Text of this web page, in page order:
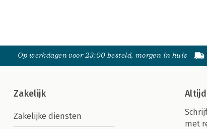
Op werkdagen voor 23:00 besteld, morgen in huis
Zakelijk
Zakelijke diensten
met